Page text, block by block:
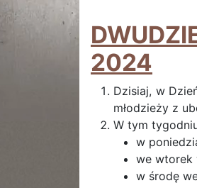
2024
Dzisiaj, w
młodzieży z
W tym
w
we wtorek
w środę